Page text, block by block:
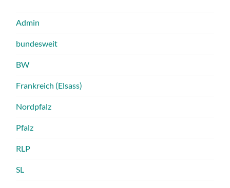
Admin
bundesweit
BW
Frankreich (Elsass)
Nordpfalz
Pfalz
RLP
SL